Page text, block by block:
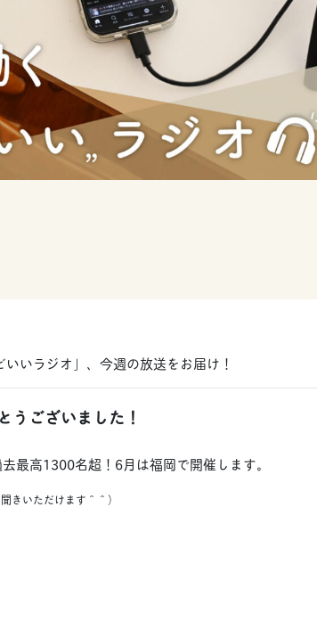
いラジオ」、今週の放送をお届け！
うございました！
最高1300名超！6月は福岡で開催します。
きいただけます＾＾）